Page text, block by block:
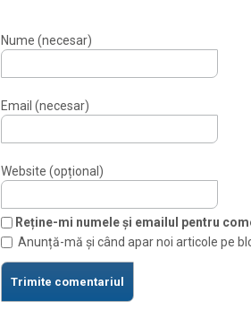
Nume (necesar)
Email (necesar)
Website (opțional)
Reține-mi numele și emailul pentru
Anunță-mă și când apar noi articole pe